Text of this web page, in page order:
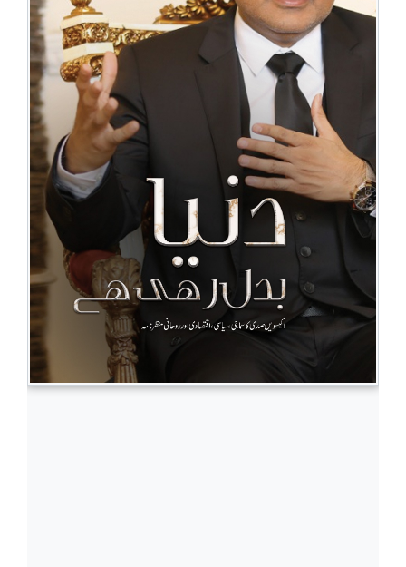
UPCOMINGS
REQUEST
BOOK
CATALOGUE
HOW
TO
CONTACT
US